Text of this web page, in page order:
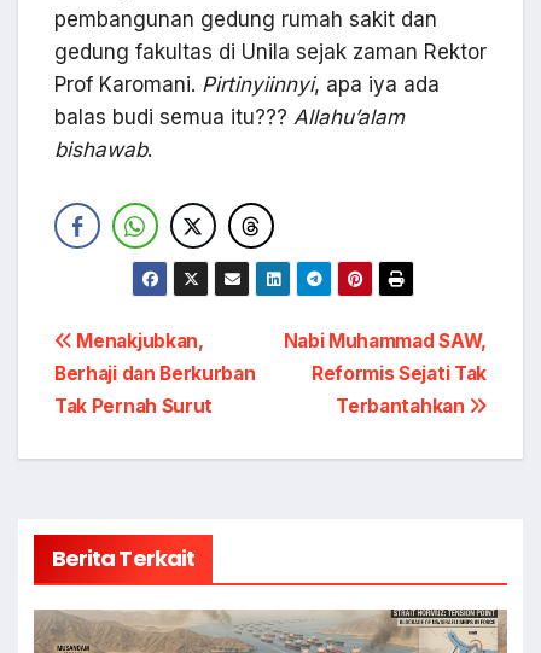
pembangunan gedung rumah sakit dan
gedung fakultas di Unila sejak zaman Rektor
Prof Karomani. Pirtinyiinnyi, apa iya ada
balas budi semua itu??? Allahu’alam
bishawab.
Navigasi
pos
Nabi Muhammad SAW,
Reformis Sejati Tak
Terbantahkan
Menakjubkan,
Berhaji dan Berkurban
Tak Pernah Surut
Berita Terkait